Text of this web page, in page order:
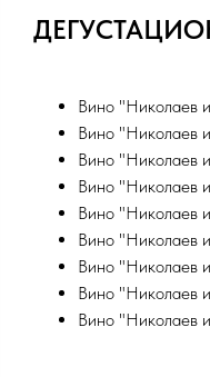
Вино "Николаев
Вино "Николаев
Вино "Николаев
Вино "Николаев
Вино "Николаев
Вино "Николаев
Вино "Николаев
Вино "Николаев
Вино "Николаев